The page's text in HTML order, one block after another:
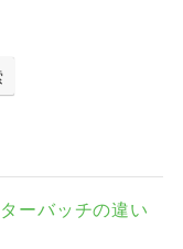
ーバッチの違い